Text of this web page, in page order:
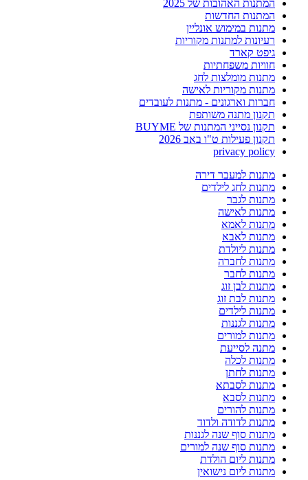
המתנות האהובות של 2025
המתנות החדשות
מתנות במימוש אונליין
רעיונות למתנות מקוריות
גיפט קארד
חוויות משפחתיות
מתנות מומלצות לחג
מתנות מקוריות לאישה
חברות וארגונים - מתנות לעובדים
תקנון מתנה משותפת
תקנון נסייני המתנות של BUYME
תקנון פעילות ט"ו באב 2026
privacy policy
מתנות למעבר דירה
מתנות לחג לילדים
מתנות לגבר
מתנות לאישה
מתנות לאמא
מתנות לאבא
מתנות ליולדת
מתנות לחברה
מתנות לחבר
מתנות לבן זוג
מתנות לבת זוג
מתנות לילדים
מתנות לגננות
מתנות למורים
מתנה לסייעת
מתנות לכלה
מתנות לחתן
מתנות לסבתא
מתנות לסבא
מתנות להורים
מתנות לדודה ולדוד
מתנות סוף שנה לגננות
מתנות סוף שנה למורים
מתנות ליום הולדת
מתנות ליום נישואין